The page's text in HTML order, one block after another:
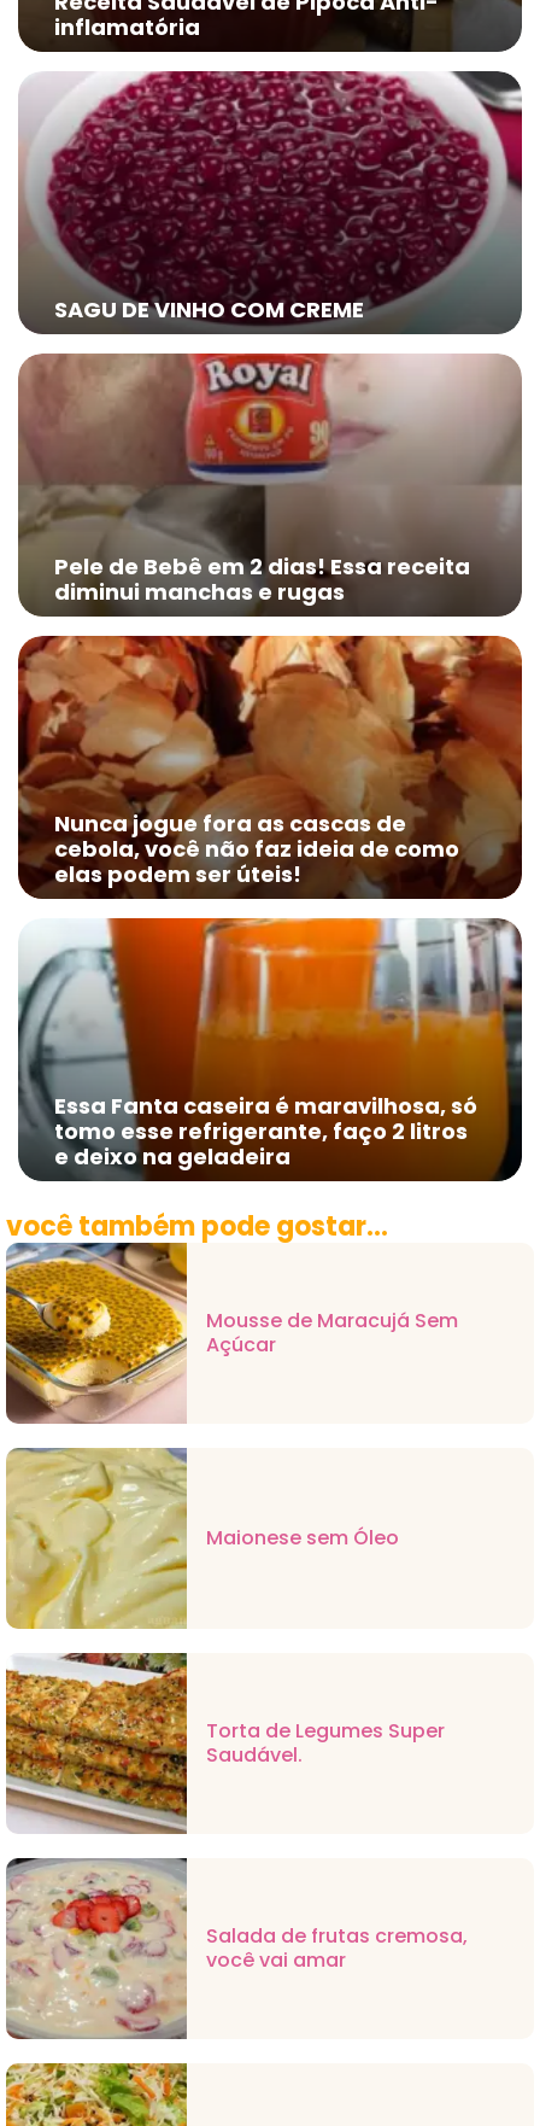
inflamatória
SAGU DE VINHO COM CREME
Pele de Bebê em 2 dias! Essa receita
diminui manchas e rugas
Nunca jogue fora as cascas de
cebola, você não faz ideia de como
elas podem ser úteis!
Essa Fanta caseira é maravilhosa, só
tomo esse refrigerante, faço 2 litros
e deixo na geladeira
você também pode gostar...
Mousse de Maracujá Sem
Açúcar
Maionese sem Óleo
Torta de Legumes Super
Saudável.
Salada de frutas cremosa,
você vai amar